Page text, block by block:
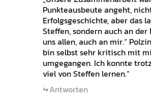
Punkteausbeute angeht,
Erfolgsgeschichte, aber das
Steffen, sondern auch an der
uns allen, auch an mir.“
bin selbst sehr kritisch mit
umgegangen. Ich konnte
viel von Steffen lernen.“
Antworten